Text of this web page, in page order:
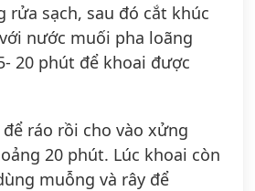
rửa sạch, sau đó cắt khúc
nước muối pha loãng
20 phút để khoai được
ráo rồi cho vào xửng
20 phút. Lúc khoai còn
muỗng và rây để